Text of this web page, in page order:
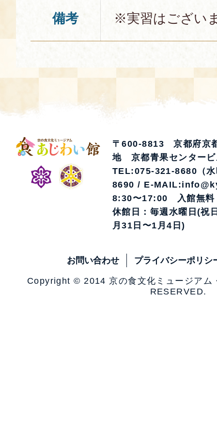
備考 ※実習はござい
〒600-8813 京都府京
地 京都青果センタービ
TEL:075-321-8680（
8690 / E-
8:30〜17:00 入館無料
休館日：毎週水曜日(祝
月31日〜1月4日)
お問い合わせ プライバシーポリシ
Copyright © 2014 京の食文化ミュージア
RESERVED.